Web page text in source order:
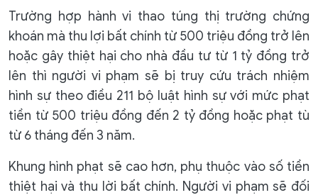
Trường hợp hành vi thao túng thị trường chứng
khoán mà thu lợi bất chính từ 500 triệu đồng trở lên
hoặc gây thiệt hại cho nhà đầu tư từ 1 tỷ đồng trở
lên thì người vi phạm sẽ bị truy cứu trách nhiệm
hình sự theo điều 211 bộ luật hình sự với mức phạt
tiền từ 500 triệu đồng đến 2 tỷ đồng hoặc phạt tù
từ 6 tháng đến 3 năm.
Khung hình phạt sẽ cao hơn, phụ thuộc vào số tiền
thiệt hại và thu lời bất chính. Người vi phạm sẽ đối